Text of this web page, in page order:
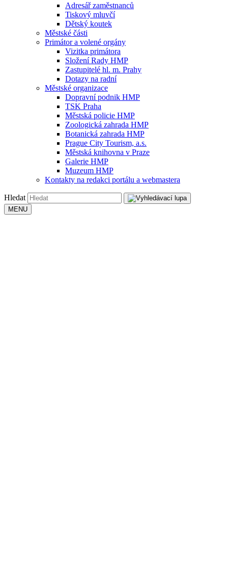
Adresář zaměstnanců
Tiskový mluvčí
Dětský koutek
Městské části
Primátor a volené orgány
Vizitka primátora
Složení Rady HMP
Zastupitelé hl. m. Prahy
Dotazy na radní
Městské organizace
Dopravní podnik HMP
TSK Praha
Městská policie HMP
Zoologická zahrada HMP
Botanická zahrada HMP
Prague City Tourism, a.s.
Městská knihovna v Praze
Galerie HMP
Muzeum HMP
Kontakty na redakci portálu a webmastera
Hledat
MENU